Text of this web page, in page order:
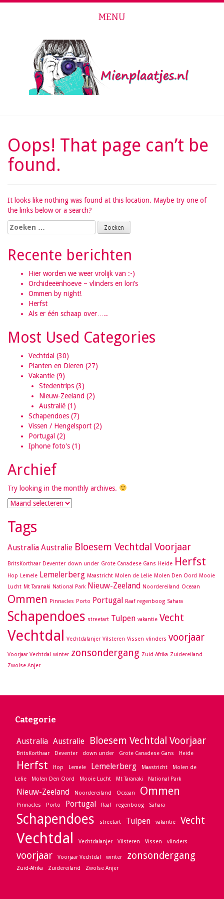
MENU
Skip to content
Oops! That page can’t be
found.
It looks like nothing was found at this location. Maybe try one of
the links below or a search?
Zoeken naar:
Recente berichten
Hier worden we weer vrolijk van :-)
Orchideeënhoeve – vlinders en lori’s
Ommen by night!
Herfst
Als er één schaap over…..
Most Used Categories
Vechtdal (30)
Planten en Dieren (27)
Vakantie (9)
Stedentrips (3)
Nieuw-Zeeland (2)
Australië (1)
Schapendoes (7)
Vissen / Hengelsport (2)
Portugal (2)
Iphone foto's (1)
Archief
Try looking in the monthly archives.
Archief
Tags
Australia Australie Bloesem Vechtdal Voorjaar
BritsKorthaar Deventer down under Grote Canadese Gans Heide Herfst
Hop Lemele Lemelerberg Maastricht Molen de Lelie Molen Den Oord Mooie
Lucht Mt Taranaki National Park Nieuw-Zeeland Noordereiland Oceaan
Ommen Pinnacles Porto Portugal Raaf regenboog Sahara
Schapendoes streetart Tulpen vakantie Vecht
Vechtdal Vechtdalanjer Vilsteren Vissen vlinders voorjaar
Voorjaar Vechtdal winter zonsondergang Zuid-Afrika Zuidereiland
Zwolse Anjer
Categorie
Australia Australie Bloesem Vechtdal Voorjaar
BritsKorthaar Deventer down under Grote Canadese Gans Heide
Herfst Hop Lemele Lemelerberg Maastricht
Molen de
Lelie
Molen Den Oord Mooie Lucht Mt Taranaki National Park
Nieuw-Zeeland Noordereiland Oceaan Ommen
Pinnacles Porto Portugal Raaf regenboog Sahara
Schapendoes streetart Tulpen vakantie Vecht
Vechtdal Vechtdalanjer Vilsteren Vissen vlinders
voorjaar Voorjaar Vechtdal winter zonsondergang
Zuid-Afrika Zuidereiland Zwolse Anjer